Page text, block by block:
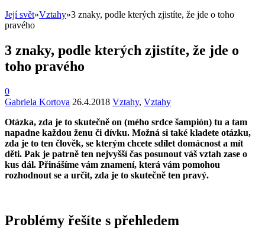
Její svět»Vztahy»3 znaky, podle kterých zjistíte, že jde o toho
pravého
3 znaky, podle kterých zjistíte, že jde o
toho pravého
0
Gabriela Kortova 26.4.2018 Vztahy, Vztahy
Otázka, zda je to skutečně on (mého srdce šampión) tu a tam
napadne každou ženu či dívku. Možná si také kladete otázku,
zda je to ten člověk, se kterým chcete sdílet domácnost a mít
děti. Pak je patrně ten nejvyšší čas posunout váš vztah zase o
kus dál. Přinášíme vám znamení, která vám pomohou
rozhodnout se a určit, zda je to skutečně ten pravý.
Problémy řešíte s přehledem